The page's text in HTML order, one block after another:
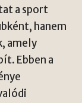
a sport
hanem
amely
Ebben a